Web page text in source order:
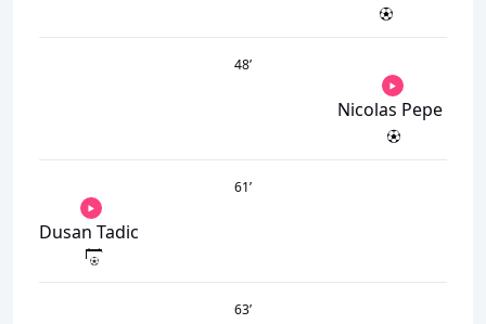
48’
Nicolas Pepe
61’
Dusan Tadic
63’